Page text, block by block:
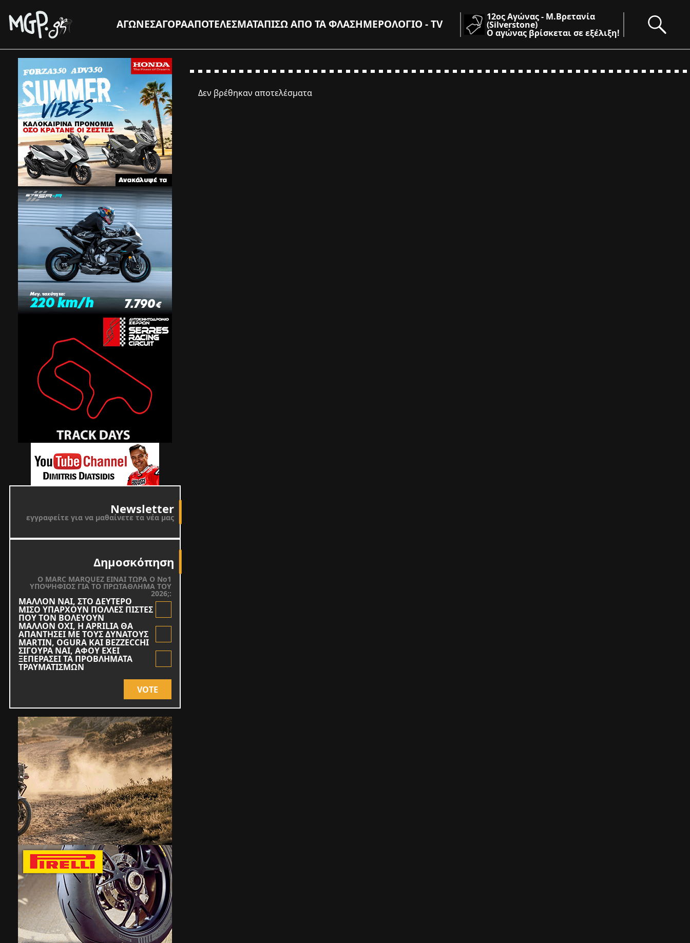
ΑΓΩΝΕΣΑΓΟΡΑΑΠΟΤΕΛΕΣΜΑΤΑΠΙΣΩ ΑΠΟ ΤΑ ΦΛΑΣΗΜΕΡΟΛΟΓΙΟ - TV
12ος Αγώνας - Μ.Βρετανία
(Silverstone)
Ο αγώνας βρίσκεται σε εξέλιξη!
Newsletter
εγγραφείτε για να μαθαίνετε τα νέα μας
Δημοσκόπηση
O MARC MARQUEZ ΕΙΝΑΙ ΤΩΡΑ Ο Νο1
ΥΠΟΨΗΦΙΟΣ ΓΙΑ ΤΟ ΠΡΩΤΑΘΛΗΜΑ ΤΟΥ
2026;:
ΜΑΛΛΟΝ ΝΑΙ, ΣΤΟ ΔΕΥΤΕΡΟ
ΜΙΣΟ ΥΠΑΡΧΟΥΝ ΠΟΛΛΕΣ ΠΙΣΤΕΣ
ΠΟΥ ΤΟΝ ΒΟΛΕΥΟΥΝ
ΜΑΛΛΟΝ ΟΧΙ, Η APRILIA ΘΑ
ΑΠΑΝΤΗΣΕΙ ΜΕ ΤΟΥΣ ΔΥΝΑΤΟΥΣ
MARTIN, OGURA KAI BEZZECCHI
ΣΙΓΟΥΡΑ ΝΑΙ, ΑΦΟΥ ΕΧΕΙ
ΞΕΠΕΡΑΣΕΙ ΤΑ ΠΡΟΒΛΗΜΑΤΑ
ΤΡΑΥΜΑΤΙΣΜΩΝ
VOTE
Δεν βρέθηκαν αποτελέσματα